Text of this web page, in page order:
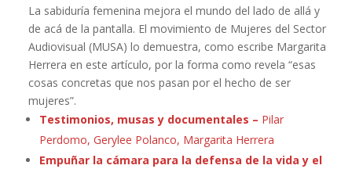
La sabiduría femenina mejora el mundo del lado de allá y
de acá de la pantalla. El movimiento de Mujeres del Sector
Audiovisual (MUSA) lo demuestra, como escribe Margarita
Herrera en este artículo, por la forma como revela “esas
cosas concretas que nos pasan por el hecho de ser
mujeres”.
Testimonios, musas y documentales – Pilar
Perdomo, Gerylee Polanco, Margarita Herrera
Empuñar la cámara para la defensa de la vida y el